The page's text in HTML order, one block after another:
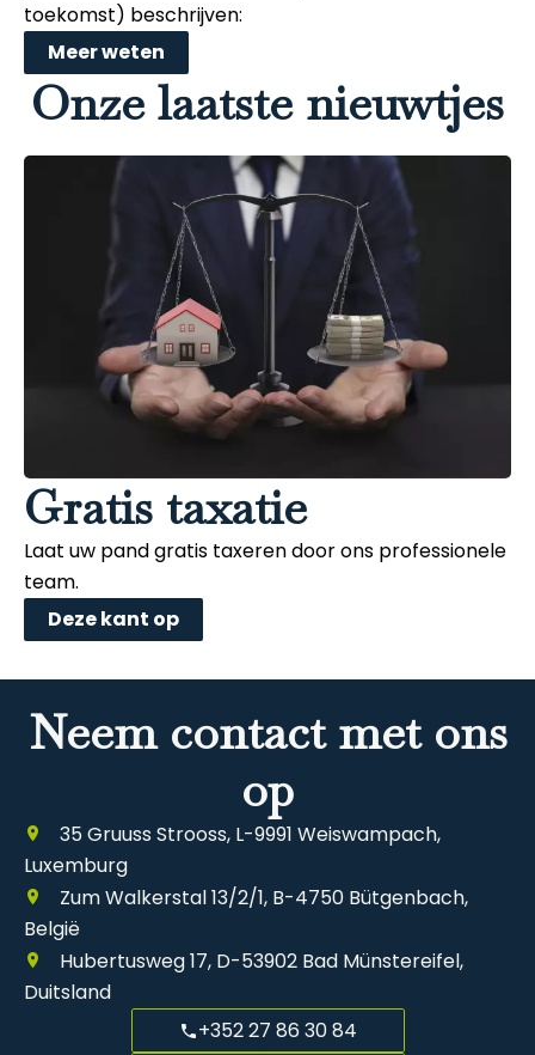
toekomst) beschrijven:
Meer weten
Onze laatste nieuwtjes
Gratis taxatie
Laat uw pand gratis taxeren door ons professionele
team.
Deze kant op
Neem contact met ons
op
35 Gruuss Strooss, L-9991 Weiswampach,
Luxemburg
Zum Walkerstal 13/2/1, B-4750 Bütgenbach,
België
Hubertusweg 17, D-53902 Bad Münstereifel,
Duitsland
+352 27 86 30 84